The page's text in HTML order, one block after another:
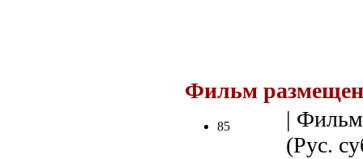
Фильм
85
|
(Рус.